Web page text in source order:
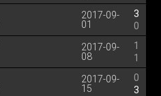
2017-09-
01
3
0
2017-09-
08
1
1
2017-09-
15
0
3